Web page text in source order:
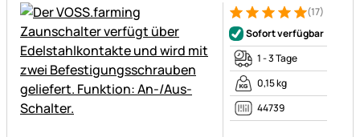
Bewertung: 5 von 5 (17
17 Bewertungen
(17)
Sofort verfügbar
1 - 3 Tage
0,15 kg
44739